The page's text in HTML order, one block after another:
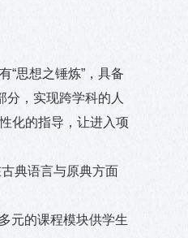
“思想之锤炼”，具备
分，实现跨学科的人
化的指导，让进入项
典语言与原典方面
元的课程模块供学生